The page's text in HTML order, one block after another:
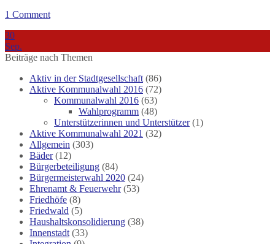
1 Comment
30
Sep.
Beiträge nach Themen
Aktiv in der Stadtgesellschaft(86)
Aktive Kommunalwahl 2016 (72)
Kommunalwahl 2016 (63)
Wahlprogramm (48)
Unterstützerinnen und Unterstützer(1)
Aktive Kommunalwahl 2021 (32)
Allgemein (303)
Bäder(12)
Bürgerbeteiligung (84)
Bürgermeisterwahl 2020 (24)
Ehrenamt & Feuerwehr(53)
Friedhöfe (8)
Friedwald (5)
Haushaltskonsolidierung (38)
Innenstadt(33)